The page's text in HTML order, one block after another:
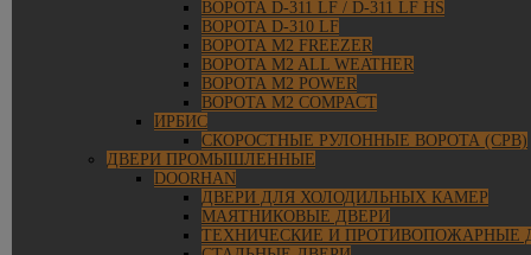
ВОРОТА D-311 LF / D-311 LF HS
ВОРОТА D-310 LF
ВОРОТА M2 FREEZER
ВОРОТА M2 ALL WEATHER
ВОРОТА M2 POWER
ВОРОТА M2 COMPACT
ИРБИС
СКОРОСТНЫЕ РУЛОННЫЕ ВОРОТА (СРВ)
ДВЕРИ ПРОМЫШЛЕННЫЕ
DOORHAN
ДВЕРИ ДЛЯ ХОЛОДИЛЬНЫХ КАМЕР
МАЯТНИКОВЫЕ ДВЕРИ
ТЕХНИЧЕСКИЕ И ПРОТИВОПОЖАРНЫЕ